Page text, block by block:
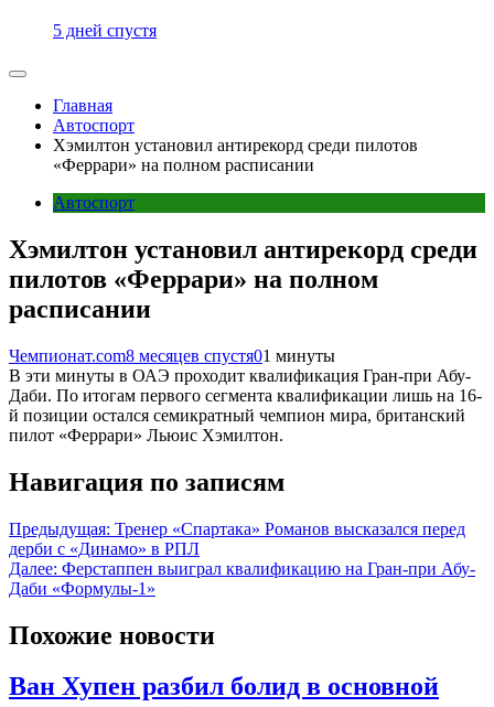
5 дней спустя
Главная
Автоспорт
Хэмилтон установил антирекорд среди пилотов
«Феррари» на полном расписании
Автоспорт
Хэмилтон установил антирекорд среди
пилотов «Феррари» на полном
расписании
Чемпионат.com8 месяцев спустя01 минуты
В эти минуты в ОАЭ проходит квалификация Гран-при Абу-
Даби. По итогам первого сегмента квалификации лишь на 16-
й позиции остался семикратный чемпион мира, британский
пилот «Феррари» Льюис Хэмилтон.
Навигация по записям
Предыдущая: Тренер «Спартака» Романов высказался перед
дерби с «Динамо» в РПЛ
Далее: Ферстаппен выиграл квалификацию на Гран-при Абу-
Даби «Формулы-1»
Похожие новости
Ван Хупен разбил болид в основной